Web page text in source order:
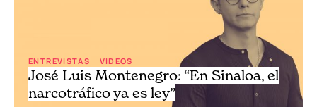
ENTREVISTAS VIDEOS
José Luis Montenegro: “En Sinaloa, el
narcotráfico ya es ley”